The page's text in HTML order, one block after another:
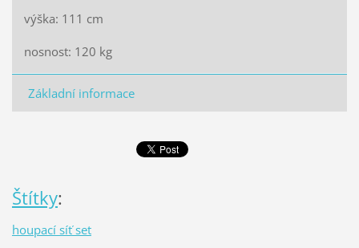
výška: 111 cm
nosnost: 120 kg
Základní informace
Štítky:
houpací síť set